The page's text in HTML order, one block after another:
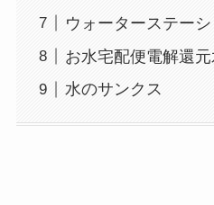
ウォーターステー
お水宅配便電解還
水のサンクス